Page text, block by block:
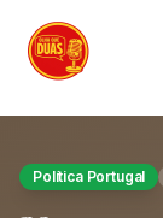
Política Portugal